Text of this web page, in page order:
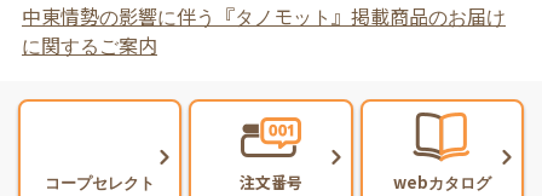
中東情勢の影響に伴う『タノモット』掲載商品のお届け
に関するご案内
コープセレクト 注文番号 webカタログ